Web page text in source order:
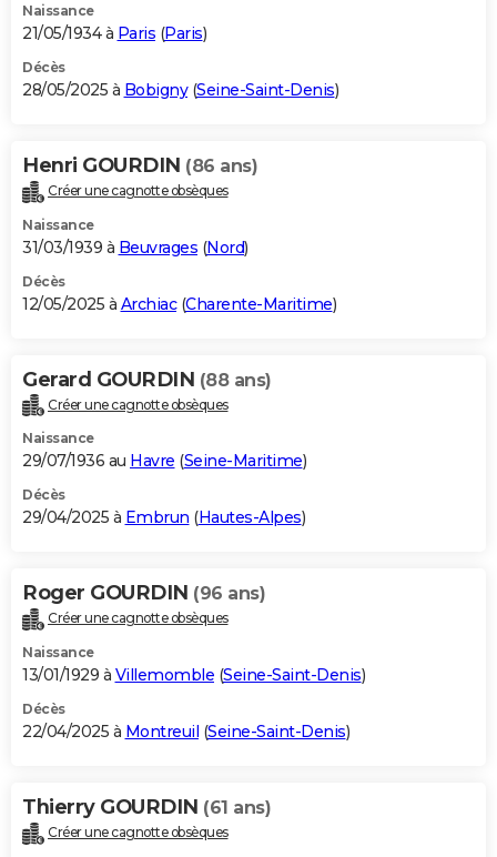
Naissance
21/05/1934 à Paris (Paris)
Décès
28/05/2025 à Bobigny(Seine-Saint-Denis)
Henri GOURDIN (86 ans)
Créer une cagnotte obsèques
Naissance
31/03/1939 à Beuvrages (Nord)
Décès
12/05/2025 à Archiac(Charente-Maritime)
Gerard GOURDIN (88 ans)
Créer une cagnotte obsèques
Naissance
29/07/1936 au Havre (Seine-Maritime)
Décès
29/04/2025 à Embrun (Hautes-Alpes)
Roger GOURDIN (96 ans)
Créer une cagnotte obsèques
Naissance
13/01/1929 à Villemomble (Seine-Saint-Denis)
Décès
22/04/2025 à Montreuil (Seine-Saint-Denis)
Thierry GOURDIN (61 ans)
Créer une cagnotte obsèques